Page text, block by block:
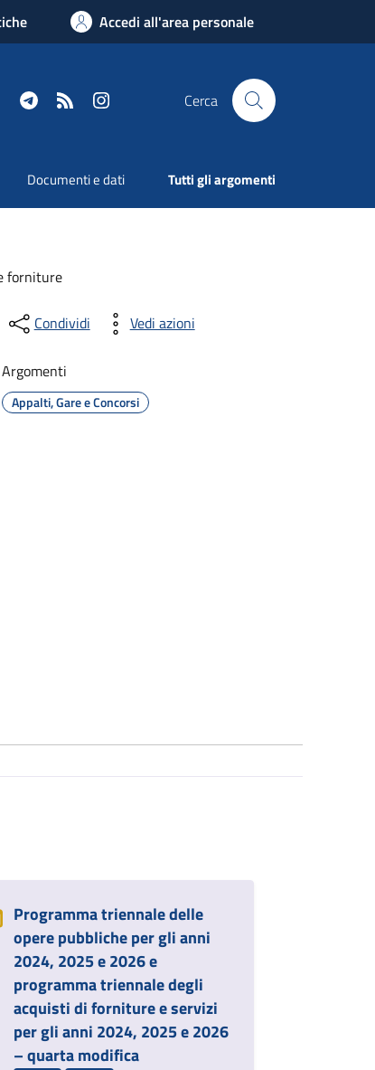
Accedi all'area personale
FacebookTelegramRSS Cerca
Documenti e dati Tutti gli argomenti
forniture
Condividi Vedi azioni
Argomenti
Appalti, Gare e Concorsi
Programma triennale delle
opere pubbliche per gli anni
2024, 2025 e 2026 e
programma triennale degli
acquisti di forniture e servizi
per gli anni 2024, 2025 e 2026
– quarta modifica